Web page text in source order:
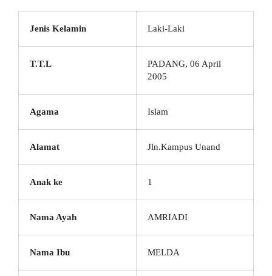
Jenis Kelamin Laki-Laki
T.T.L
PADANG, 06 April
2005
Agama Islam
Alamat Jln.Kampus Unand
Anak ke 1
Nama Ayah AMRIADI
Nama Ibu MELDA